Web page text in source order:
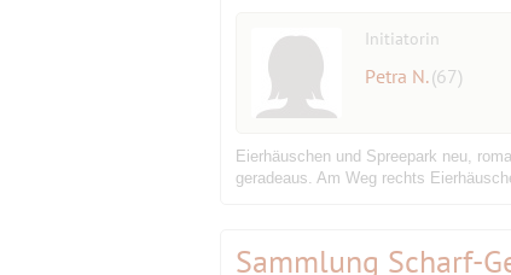
Initiatorin
Petra N. (67)
Eierhäuschen und Spreepark neu,
geradeaus. Am Weg rechts
Sammlung Scharf-